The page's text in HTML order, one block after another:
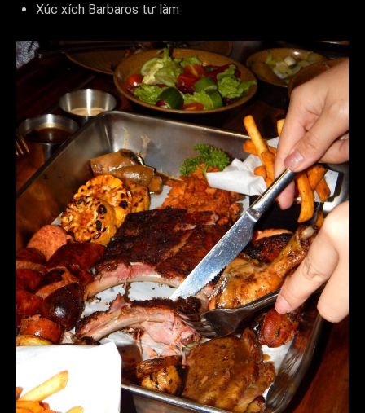
Xúc xích Barbaros tự làm